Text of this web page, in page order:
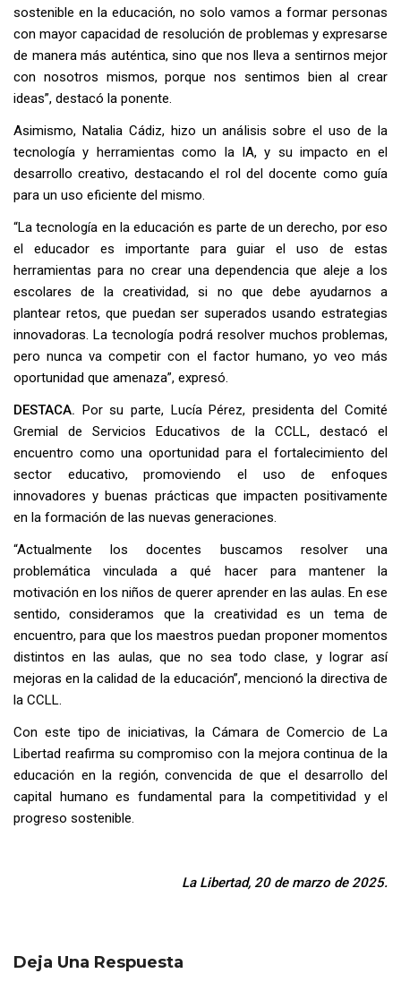
sostenible en la educación, no solo vamos a formar personas
con mayor capacidad de resolución de problemas y expresarse
de manera más auténtica, sino que nos lleva a sentirnos mejor
con nosotros mismos, porque nos sentimos bien al crear
ideas”, destacó la ponente.
Asimismo, Natalia Cádiz, hizo un análisis sobre el uso de la
tecnología y herramientas como la IA, y su impacto en el
desarrollo creativo, destacando el rol del docente como guía
para un uso eficiente del mismo.
“La tecnología en la educación es parte de un derecho, por eso
el educador es importante para guiar el uso de estas
herramientas para no crear una dependencia que aleje a los
escolares de la creatividad, si no que debe ayudarnos a
plantear retos, que puedan ser superados usando estrategias
innovadoras. La tecnología podrá resolver muchos problemas,
pero nunca va competir con el factor humano, yo veo más
oportunidad que amenaza”, expresó.
DESTACA. Por su parte, Lucía Pérez, presidenta del Comité
Gremial de Servicios Educativos de la CCLL, destacó el
encuentro como una oportunidad para el fortalecimiento del
sector educativo, promoviendo el uso de enfoques
innovadores y buenas prácticas que impacten positivamente
en la formación de las nuevas generaciones.
“Actualmente los docentes buscamos resolver una
problemática vinculada a qué hacer para mantener la
motivación en los niños de querer aprender en las aulas. En ese
sentido, consideramos que la creatividad es un tema de
encuentro, para que los maestros puedan proponer momentos
distintos en las aulas, que no sea todo clase, y lograr así
mejoras en la calidad de la educación”, mencionó la directiva de
la CCLL.
Con este tipo de iniciativas, la Cámara de Comercio de La
Libertad reafirma su compromiso con la mejora continua de la
educación en la región, convencida de que el desarrollo del
capital humano es fundamental para la competitividad y el
progreso sostenible.
La Libertad, 20 de marzo de 2025.
Deja Una Respuesta